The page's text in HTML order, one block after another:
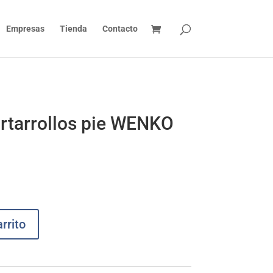
Empresas Tienda Contacto
pie WENKO